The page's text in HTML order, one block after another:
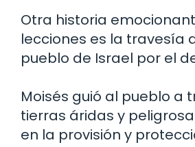
Otra historia
lecciones es la travesía
pueblo de Israel por el
Moisés guió al pueblo a
tierras áridas y
en la provisión y